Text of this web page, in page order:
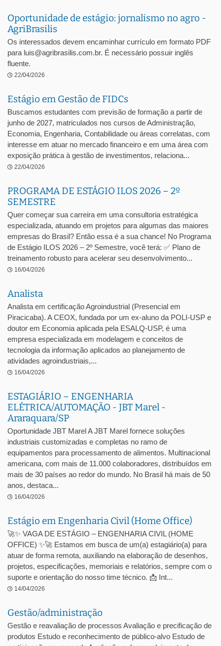
Oportunidade de estágio: jornalismo no agro -
AgriBrasilis
Os interessados devem encaminhar currículo em formato PDF
para luis@agribrasilis.com.br. É necessário possuir inglês
fluente.
22/04/2026
Estágio em Gestão de FIDCs
Buscamos estudantes com previsão de formação a partir de
junho de 2027, matriculados nos cursos de Administração,
Economia, Engenharia, Contabilidade ou áreas correlatas, com
interesse em atuar no mercado financeiro e em uma área com
exposição prática à gestão de investimentos, relaciona...
22/04/2026
PROGRAMA DE ESTÁGIO ILOS 2026 – 2º
SEMESTRE
Quer começar sua carreira em uma consultoria estratégica
especializada, atuando em projetos para algumas das maiores
empresas do Brasil? Então essa é a sua chance! No Programa
de Estágio ILOS 2026 – 2º Semestre, você terá: ✅ Plano de
treinamento robusto para acelerar seu desenvolvimento...
16/04/2026
Analista
Analista em certificação Agroindustrial (Presencial em
Piracicaba). A CEOX, fundada por um ex-aluno da POLI-USP e
doutor em Economia aplicada pela ESALQ-USP, é uma
empresa especializada em modelagem e conceitos de
tecnologia da informação aplicados ao planejamento de
atividades agroindustriais,...
16/04/2026
ESTAGIÁRIO – ENGENHARIA
ELÉTRICA/AUTOMAÇÃO - JBT Marel -
Araraquara/SP
Oportunidade JBT Marel A JBT Marel fornece soluções
industriais customizadas e completas no ramo de
equipamentos para processamento de alimentos. Multinacional
americana, com mais de 11.000 colaboradores, distribuídos em
mais de 30 países ao redor do mundo. No Brasil há mais de 50
anos, destaca...
16/04/2026
Estágio em Engenharia Civil (Home Office)
🚀✨ VAGA DE ESTÁGIO – ENGENHARIA CIVIL (HOME
OFFICE) ✨🚀 Estamos em busca de um(a) estagiário(a) para
atuar de forma remota, auxiliando na elaboração de desenhos,
projetos, especificações, memoriais e relatórios, sempre com o
suporte e orientação do nosso time técnico. 📩 Int...
14/04/2026
Gestão/administração
Gestão e reavaliação de processos Avaliação e precificação de
produtos Estudo e reconhecimento de público-alvo Estudo de